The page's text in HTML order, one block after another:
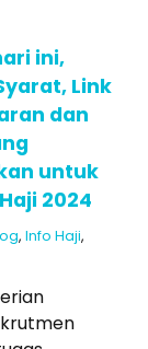
ini,
Link
dan
untuk
2024
, Info Haji,